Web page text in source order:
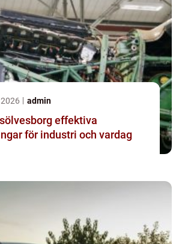
admin
effektiva
för industri och vardag